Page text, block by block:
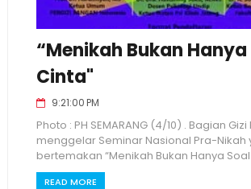
“Menikah Bukan Hanya
Cinta"
9:21:00 PM
Photo : PH SEMARANG (4/10) . Bagian Gizi
menggelar Seminar Nasional Pra-Nikah
bertemakan “Menikah Bukan Hanya Soal
READ MORE